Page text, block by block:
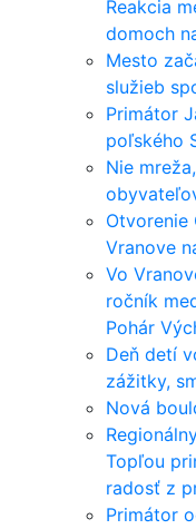
Reakcia
domoch
Mesto
služieb
Primátor
poľského
Nie
Otvorenie
Vranove
Vo
ročník
Pohár
Deň detí
zážitky,
Nová
Topľou
radosť z
Primátor